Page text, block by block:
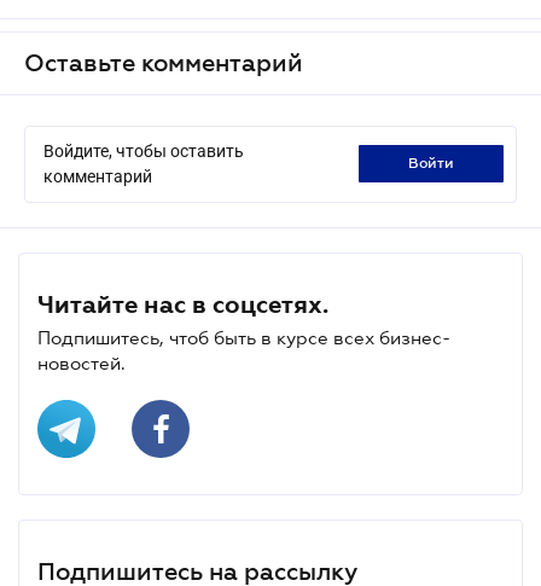
Оставьте комментарий
Войдите, чтобы оставить
комментарий
войти
Читайте нас в соцсетях.
Подпишитесь, чтоб быть в курсе всех бизнес-
новостей.
Подпишитесь на рассылку